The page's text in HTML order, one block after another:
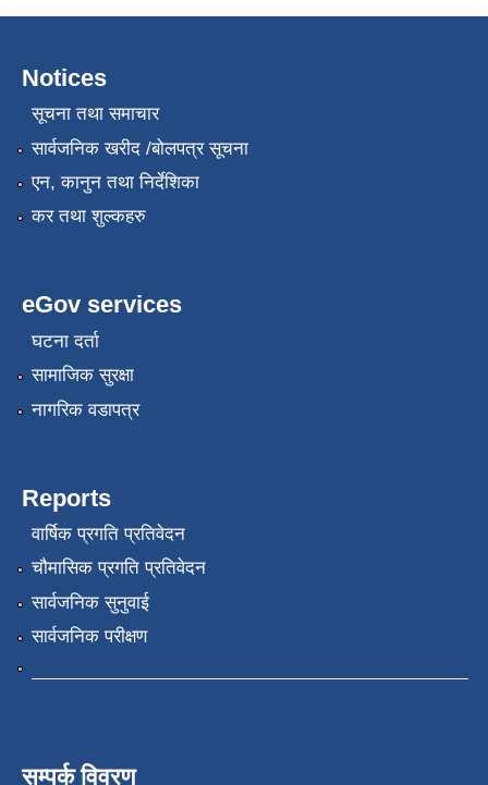
Notices
सूचना तथा समाचार
सार्वजनिक खरीद /बोलपत्र सूचना
एन, कानुन तथा निर्देशिका
कर तथा शुल्कहरु
eGov services
घटना दर्ता
सामाजिक सुरक्षा
नागरिक वडापत्र
Reports
वार्षिक प्रगति प्रतिवेदन
चौमासिक प्रगति प्रतिवेदन
सार्वजनिक सुनुवाई
सार्वजनिक परीक्षण
सम्पर्क विवरण